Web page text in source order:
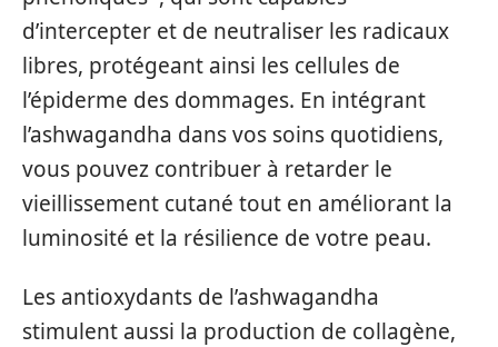
d’intercepter et de neutraliser les radicaux
libres, protégeant ainsi les cellules de
l’épiderme des dommages. En intégrant
l’ashwagandha dans vos soins quotidiens,
vous pouvez contribuer à retarder le
vieillissement cutané tout en améliorant la
luminosité et la résilience de votre peau.
Les antioxydants de l’ashwagandha
stimulent aussi la production de collagène,